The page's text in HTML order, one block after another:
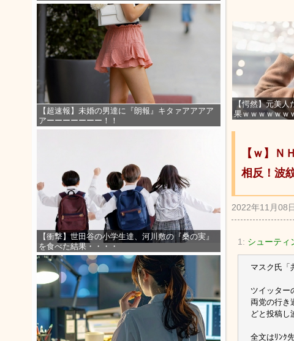
【超速報】未婚の男達に『朗報』キタァアアアア
アーーーーーーー！！
【衝撃】世田谷の小学生達、河川敷の『桑の実』
を食べた結果・・・・
【愕然】元美
果ｗｗｗｗｗｗ
【ｗ】Ｎ
相反！波
2022年11月08
1: シューティ
マスク氏「
ツイッター
両党の行き
どと投稿し
全文はﾘﾝｸ